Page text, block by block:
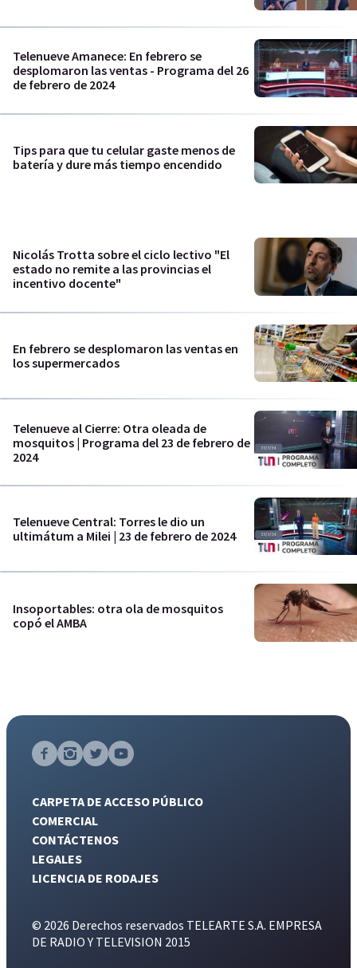
Telenueve Amanece: En febrero se
desplomaron las ventas - Programa del 26
de febrero de 2024
Tips para que tu celular gaste menos de
batería y dure más tiempo encendido
Nicolás Trotta sobre el ciclo lectivo "El
estado no remite a las provincias el
incentivo docente"
En febrero se desplomaron las ventas en
los supermercados
Telenueve al Cierre: Otra oleada de
mosquitos | Programa del 23 de febrero de
2024
Telenueve Central: Torres le dio un
ultimátum a Milei | 23 de febrero de 2024
Insoportables: otra ola de mosquitos
copó el AMBA
CARPETA DE ACCESO PÚBLICO
COMERCIAL
CONTÁCTENOS
LEGALES
LICENCIA DE RODAJES
© 2026 Derechos reservados TELEARTE S.A. EMPRESA
DE RADIO Y TELEVISION 2015